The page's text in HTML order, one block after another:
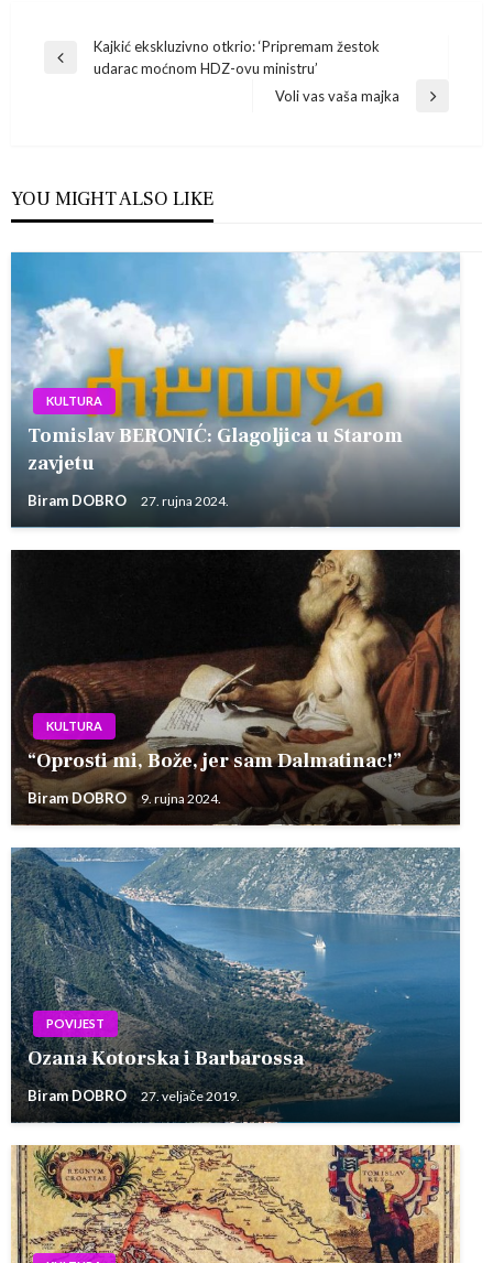
Navigacija
Previous
Kajkić ekskluzivno otkrio: ‘Pripremam žestok
udarac moćnom HDZ-ovu ministru’
Next
Voli vas vaša majka
YOU MIGHT ALSO LIKE
KULTURA
Tomislav BERONIĆ: Glagoljica u Starom
zavjetu
Biram DOBRO 27. rujna 2024.
KULTURA
“Oprosti mi, Bože, jer sam Dalmatinac!”
Biram DOBRO 9. rujna 2024.
POVIJEST
Ozana Kotorska i Barbarossa
Biram DOBRO 27. veljače 2019.